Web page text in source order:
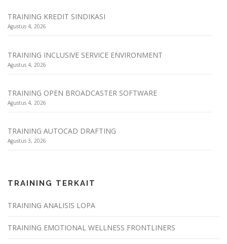
TRAINING KREDIT SINDIKASI
Agustus 4, 2026
TRAINING INCLUSIVE SERVICE ENVIRONMENT
Agustus 4, 2026
TRAINING OPEN BROADCASTER SOFTWARE
Agustus 4, 2026
TRAINING AUTOCAD DRAFTING
Agustus 3, 2026
TRAINING TERKAIT
TRAINING ANALISIS LOPA
TRAINING EMOTIONAL WELLNESS FRONTLINERS